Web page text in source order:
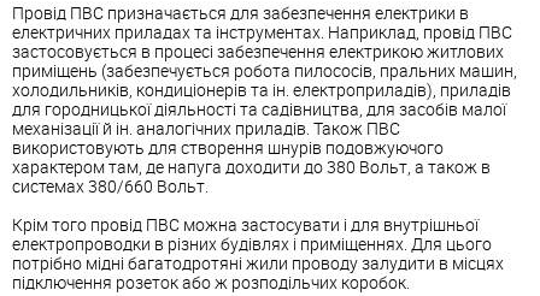
Провід ПВС призначається для забезпечення електрики в
електричних приладах та інструментах. Наприклад, провід ПВС
застосовується в процесі забезпечення електрикою житлових
приміщень (забезпечується робота пилососів, пральних машин,
холодильників, кондиціонерів та ін. електроприладів), приладів
для городницької діяльності та садівництва, для засобів малої
механізації й ін. аналогічних приладів. Також ПВС
використовують для створення шнурів подовжуючого
характером там, де напуга доходити до 380 Вольт, а також в
системах 380/660 Вольт.
Крім того провід ПВС можна застосувати і для внутрішньої
електропроводки в різних будівлях і приміщеннях. Для цього
потрібно мідні багатодротяні жили проводу залудити в місцях
підключення розеток або ж розподільчих коробок.